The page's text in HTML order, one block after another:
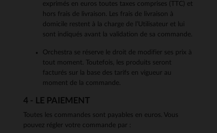
exprimés en euros toutes taxes comprises (TTC) et
hors frais de livraison. Les frais de livraison à
domicile restent à la charge de l’Utilisateur et lui
sont indiqués avant la validation de sa commande.
Orchestra se réserve le droit de modifier ses prix à
tout moment. Toutefois, les produits seront
facturés sur la base des tarifs en vigueur au
moment de la commande.
4 - LE PAIEMENT
Toutes les commandes sont payables en euros. Vous
pouvez régler votre commande par :